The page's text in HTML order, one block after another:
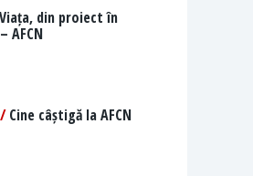
din proiect în
AFCN
Cine câștigă la AFCN